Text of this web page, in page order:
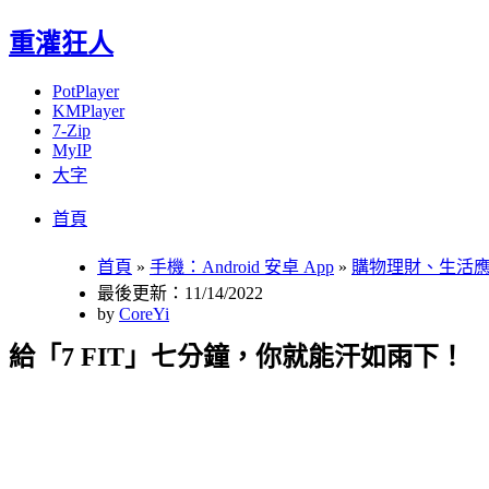
重灌狂人
PotPlayer
KMPlayer
7-Zip
MyIP
大字
首頁
首頁 » 手機：Android 安卓 App » 購物理財、生活
最後更新：11/14/2022
by CoreYi
給「7 FIT」七分鐘，你就能汗如雨下！